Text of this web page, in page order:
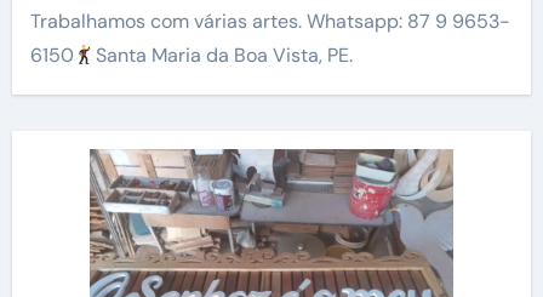
Trabalhamos com várias artes. Whatsapp: 87 9 9653-
6150
Santa Maria da Boa Vista, PE.